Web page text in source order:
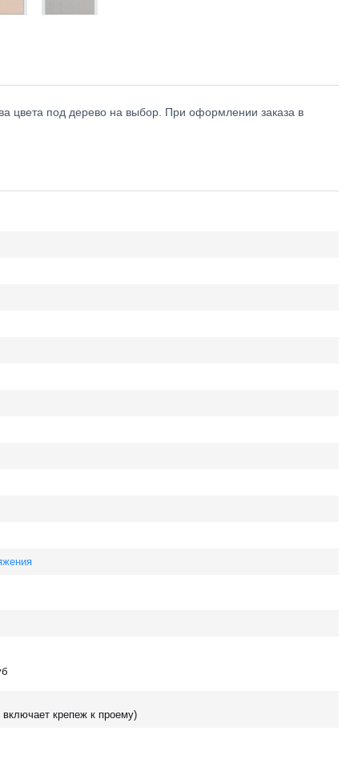
цвета под дерево на выбор. При оформлении заказа в
включает крепеж к проему)